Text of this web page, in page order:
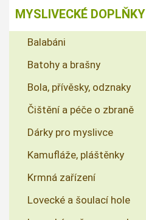
MYSLIVECKÉ DOPLŇKY
Balabáni
Batohy a brašny
Bola, přívěsky, odznaky
Čištění a péče o zbraně
Dárky pro myslivce
Kamufláže, pláštěnky
Krmná zařízení
Lovecké a šoulací hole